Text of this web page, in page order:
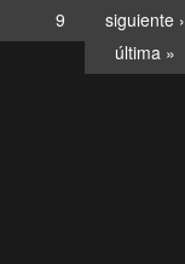
9
siguiente ›
última »